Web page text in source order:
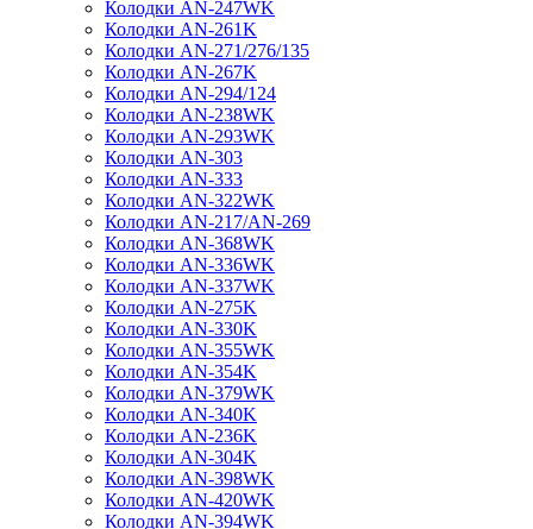
Колодки AN-247WK
Колодки AN-261K
Колодки AN-271/276/135
Колодки AN-267K
Колодки AN-294/124
Колодки AN-238WK
Колодки AN-293WK
Колодки AN-303
Колодки AN-333
Колодки AN-322WK
Колодки AN-217/AN-269
Колодки AN-368WK
Колодки AN-336WK
Колодки AN-337WK
Колодки AN-275K
Колодки AN-330K
Колодки AN-355WK
Колодки AN-354K
Колодки AN-379WK
Колодки AN-340K
Колодки AN-236K
Колодки AN-304K
Колодки AN-398WK
Колодки AN-420WK
Колодки AN-394WK